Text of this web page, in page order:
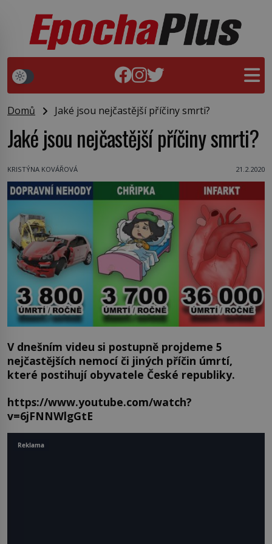
Domů Jaké jsou nejčastější příčiny smrti?
Jaké jsou nejčastější příčiny smrti?
KRISTÝNA KOVÁŘOVÁ 21.2.2020
V dnešním videu si postupně projdeme 5
nejčastějších nemocí či jiných příčin úmrtí,
které postihují obyvatele České republiky.
https://www.youtube.com/watch?
v=6jFNNWlgGtE
Reklama